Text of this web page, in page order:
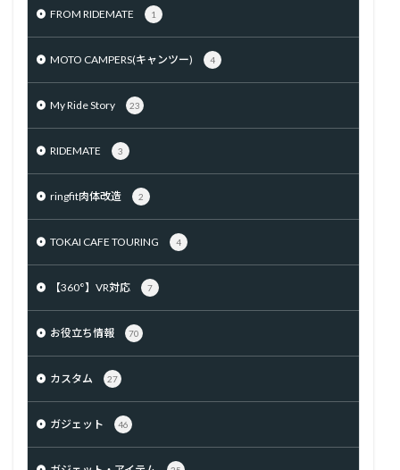
FROM RIDEMATE 1
MOTO CAMPERS(キャンツー) 4
My Ride Story 23
RIDEMATE 3
ringfit肉体改造 2
TOKAI CAFE TOURING 4
【360°】VR対応 7
お役立ち情報 70
カスタム 27
ガジェット 46